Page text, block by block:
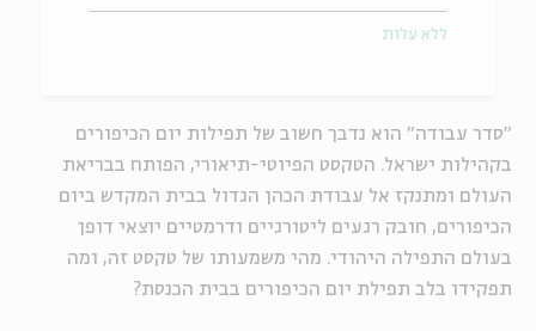
"סדר עבודה" הוא נדבך חשוב של תפילות יום הכיפורים
בקהילות ישראל. הטקסט הפיוטי-תיאורי, הפותח בבריאת
העולם ומתנקז אל עבודת הכהן הגדול בבית המקדש ביום
הכיפורים, חובק רגעים ליטורגיים ודרמטיים יוצאי דופן
בעולם התפילה היהודי. מהי משמעותו של טקסט זה, ומה
תפקידו בלב תפילת יום הכיפורים בבית הכנסת?
ללא עלות